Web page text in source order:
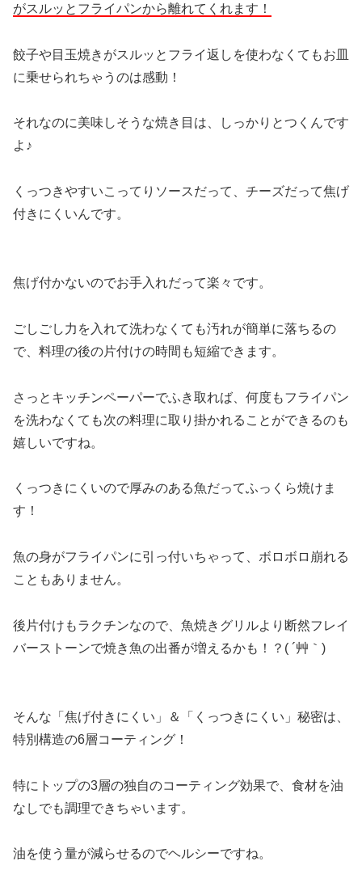
がスルッとフライパンから離れてくれます！
餃子や目玉焼きがスルッとフライ返しを使わなくてもお皿
に乗せられちゃうのは感動！
それなのに美味しそうな焼き目は、しっかりとつくんです
よ♪
くっつきやすいこってりソースだって、チーズだって焦げ
付きにくいんです。
焦げ付かないのでお手入れだって楽々です。
ごしごし力を入れて洗わなくても汚れが簡単に落ちるの
で、料理の後の片付けの時間も短縮できます。
さっとキッチンペーパーでふき取れば、何度もフライパン
を洗わなくても次の料理に取り掛かれることができるのも
嬉しいですね。
くっつきにくいので厚みのある魚だってふっくら焼けま
す！
魚の身がフライパンに引っ付いちゃって、ボロボロ崩れる
こともありません。
後片付けもラクチンなので、魚焼きグリルより断然フレイ
バーストーンで焼き魚の出番が増えるかも！？( ´艸｀)
そんな「焦げ付きにくい」＆「くっつきにくい」秘密は、
特別構造の6層コーティング！
特にトップの3層の独自のコーティング効果で、食材を油
なしでも調理できちゃいます。
油を使う量が減らせるのでヘルシーですね。